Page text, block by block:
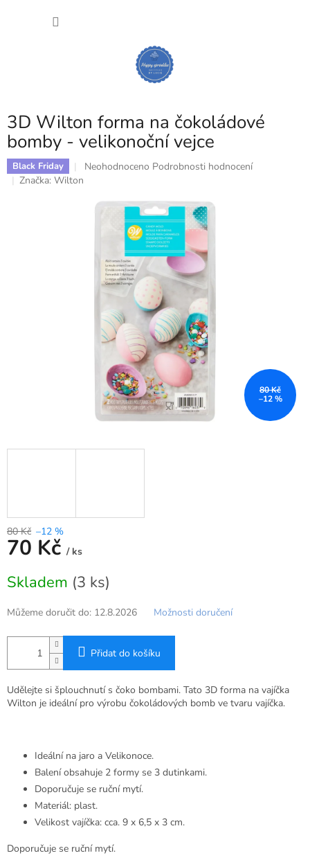
3D Wilton forma na čokoládové
bomby - velikonoční vejce
Black Friday
Průměrné
hvězdiček.
Neohodnoceno Podrobnosti hodnocení
Značka: Wilton
80 Kč
–12 %
80 Kč –12 %
70 Kč / ks
cena:
Skladem (3 ks)
Můžeme doručit do: 12.8.2026 Možnosti doručení
Přidat do košíku
Udělejte si šplouchnutí s čoko bombami. Tato 3D forma na vajíčka
Wilton je ideální pro výrobu čokoládových bomb ve tvaru vajíčka.
Ideální na jaro a Velikonoce.
Balení obsahuje 2 formy se 3 dutinkami.
Doporučuje se ruční mytí.
Materiál: plast.
Velikost vajíčka: cca. 9 x 6,5 x 3 cm.
Doporučuje se ruční mytí.